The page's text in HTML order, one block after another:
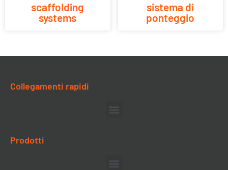
scaffolding
systems
sistema di
ponteggio
Collegamenti rapidi
Prodotti